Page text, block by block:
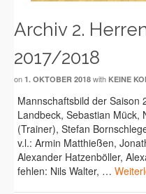
Archiv 2.
2017/2018
on 1. OKTOBER 2018 with KEINE
Mannschaftsbild der
Landbeck, Sebastian Mück,
(Trainer), Stefan
v.l.: Armin Matthießen,
Alexander Hatzenböller,
fehlen: Nils Walter, …